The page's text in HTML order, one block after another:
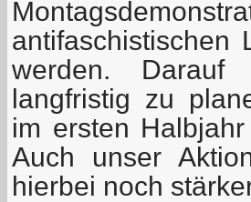
antifaschistischen
werden. Darauf
langfristig zu
im ersten
Auch unser
hierbei noch